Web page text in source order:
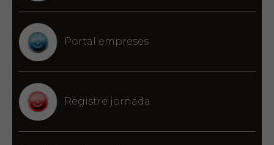
Portal empreses
Registre jornada